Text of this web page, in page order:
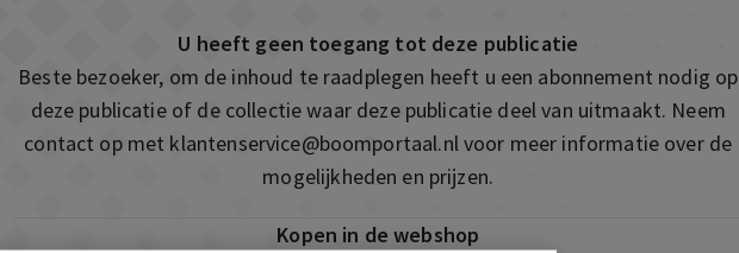
U heeft geen toegang tot deze publicatie
Beste bezoeker, om de inhoud te raadplegen heeft u een abonnement nodig op
deze publicatie of de collectie waar deze publicatie deel van uitmaakt. Neem
contact op met klantenservice@boomportaal.nlvoor meer informatie over de
mogelijkheden en prijzen.
Kopen in de webshop